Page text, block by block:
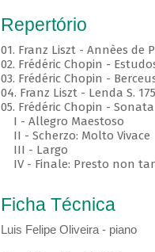
Repertório
01. Franz Liszt - Annèes de
02. Frédéric Chopin -
03. Frédéric Chopin -
04. Franz Liszt - Lenda S.
05. Frédéric Chopin - Sonata
I - Allegro Maestoso
II - Scherzo: Molto Vivace
III - Largo
IV - Finale: Presto non
Ficha Técnica
Luis Felipe Oliveira - piano